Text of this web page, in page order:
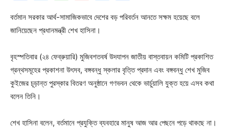
বর্তমান সরকার আর্থ-সামাজিকভাবে দেশের বড় পরিবর্তন আনতে সক্ষম হয়েছে বলে
জানিয়েছেন প্রধানমন্ত্রী শেখ হাসিনা।
বৃহস্পতিবার (২৪ ফেব্রুয়ারি) মুজিবশতবর্ষ উদযাপন জাতীয় বাস্তবায়ন কমিটি প্রকাশিত
গ্রন্থসমূহের প্রকাশনা উৎসব, বঙ্গবন্ধু স্কলার বৃত্তি প্রদান এবং বঙ্গবন্ধু শেখ মুজিব
কুইজের চূড়ান্ত পুরস্কার বিতরণ অনুষ্ঠানে গণভবন থেকে ভার্চুয়ালি যুক্ত হয়ে এসব কথা
বলেন তিনি।
শেখ হাসিনা বলেন, বর্তমানে প্রযুক্তি ব্যবহারে মানুষ আজ আর পেছনে পড়ে থাকছে না।